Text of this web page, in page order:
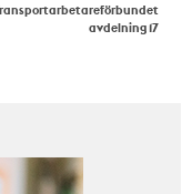
avdelning 17